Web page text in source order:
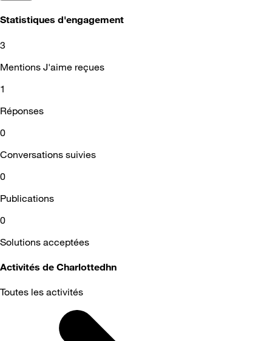
Statistiques d'engagement
3
Mentions J'aime reçues
1
Réponses
0
Conversations suivies
0
Publications
0
Solutions acceptées
Activités de Charlottedhn
Toutes les activités